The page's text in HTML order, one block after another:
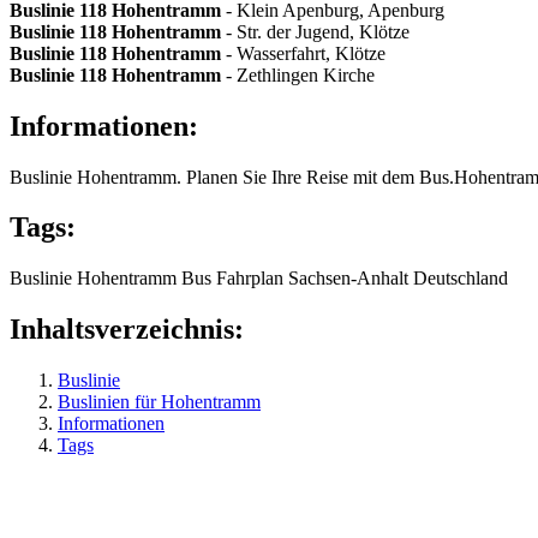
Buslinie 118 Hohentramm - Klein Apenburg, Apenburg
Buslinie 118 Hohentramm - Str. der Jugend, Klötze
Buslinie 118 Hohentramm - Wasserfahrt, Klötze
Buslinie 118 Hohentramm - Zethlingen Kirche
Informationen:
Buslinie Hohentramm. Planen Sie Ihre Reise mit dem
Tags:
Buslinie Hohentramm Bus Fahrplan Sachsen-Anhalt Deutschland
Inhaltsverzeichnis:
Buslinie
Buslinien für Hohentramm
Informationen
Tags